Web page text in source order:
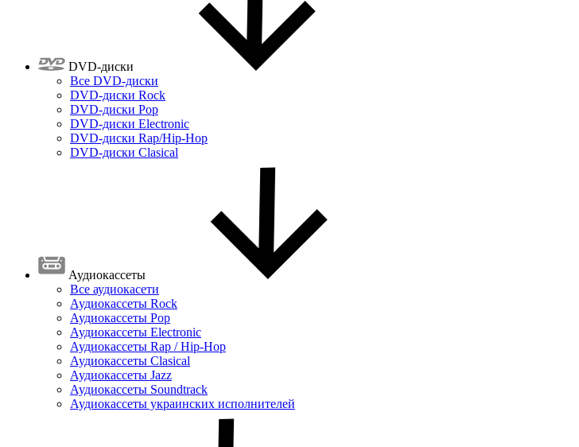
DVD-диски
Все DVD-диски
DVD-диски Rock
DVD-диски Pop
DVD-диски Electronic
DVD-диски Rap/Hip-Hop
DVD-диски Clasical
Аудиокассеты
Все аудиокасети
Аудиокассеты Rock
Аудиокассеты Pop
Аудиокассеты Electronic
Аудиокассеты Rap / Hip-Hop
Аудиокассеты Clasical
Аудиокассеты Jazz
Аудиокассеты Soundtrack
Аудиокассеты украинских исполнителей